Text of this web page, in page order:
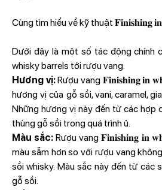
Cùng tìm hiểu về kỹ thuật 𝐅𝐢𝐧𝐢𝐬𝐡𝐢𝐧𝐠 𝐢𝐧
Dưới đây là một số tác động chính
whisky barrels tới rượu vang:
Hương vị:Rượu vang 𝐅𝐢𝐧𝐢𝐬𝐡𝐢𝐧𝐠 𝐢𝐧
hương vị của gỗ sồi, vani, caramel,
Những hương vị này đến từ các hợp
thùng gỗ sồi trong quá trình ủ.
Màu sắc: Rượu vang 𝐅𝐢𝐧𝐢𝐬𝐡𝐢𝐧𝐠 𝐢𝐧
màu sẫm hơn so với rượu vang
sồi whisky. Màu sắc này đến từ các
gỗ sồi.